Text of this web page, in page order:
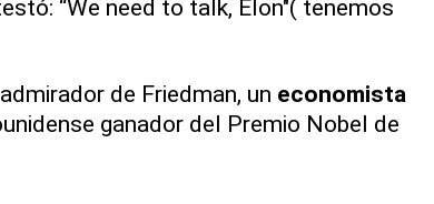
“We need to talk, Elon"( tenemos
de Friedman, un economista
ganador del Premio Nobel de